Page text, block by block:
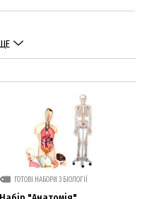
ГОТОВІ НАБОРИ З БІОЛОГІЇ